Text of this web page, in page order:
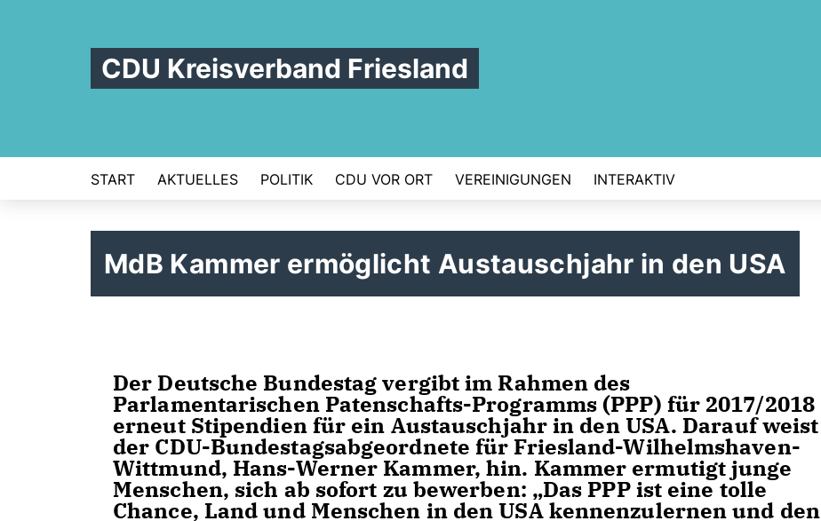
CDU Kreisverband Friesland
START AKTUELLES POLITIK CDU VOR ORT VEREINIGUNGEN INTERAKTIV
MdB Kammer ermöglicht Austauschjahr in den USA
Der Deutsche Bundestag vergibt im Rahmen des
Parlamentarischen Patenschafts-Programms (PPP) für 2017/2018
erneut Stipendien für ein Austauschjahr in den USA. Darauf weist
der CDU-Bundestagsabgeordnete für Friesland-Wilhelmshaven-
Wittmund, Hans-Werner Kammer, hin. Kammer ermutigt junge
Menschen, sich ab sofort zu bewerben: „Das PPP ist eine tolle
Chance, Land und Menschen in den USA kennenzulernen und den